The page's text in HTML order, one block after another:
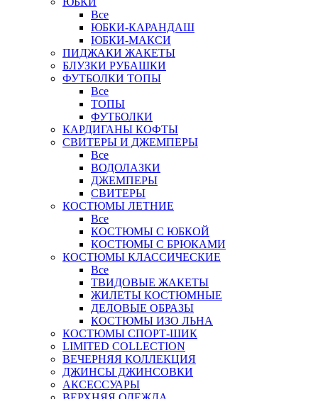
Все
ЮБКИ-КАРАНДАШ
ЮБКИ-МАКСИ
ПИДЖАКИ ЖАКЕТЫ
БЛУЗКИ РУБАШКИ
ФУТБОЛКИ ТОПЫ
Все
ТОПЫ
ФУТБОЛКИ
КАРДИГАНЫ КОФТЫ
СВИТЕРЫ И ДЖЕМПЕРЫ
Все
ВОДОЛАЗКИ
ДЖЕМПЕРЫ
СВИТЕРЫ
КОСТЮМЫ ЛЕТНИЕ
Все
КОСТЮМЫ С ЮБКОЙ
КОСТЮМЫ С БРЮКАМИ
КОСТЮМЫ КЛАССИЧЕСКИЕ
Все
ТВИДОВЫЕ ЖАКЕТЫ
ЖИЛЕТЫ КОСТЮМНЫЕ
ДЕЛОВЫЕ ОБРАЗЫ
КОСТЮМЫ ИЗО ЛЬНА
КОСТЮМЫ СПОРТ-ШИК
LIMITED COLLECTION
ВЕЧЕРНЯЯ КОЛЛЕКЦИЯ
ДЖИНСЫ ДЖИНСОВКИ
АКСЕССУАРЫ